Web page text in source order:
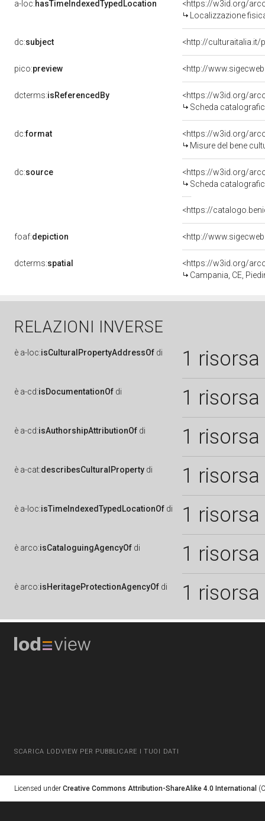
a-loc:hasTimeIndexedTypedLocation
<https://w3id.org/
Localizzazione
dc:subject <http://culturaitalia.it/
pico:preview <http://
dcterms:isReferencedBy
<https://w3id.org/
Scheda
dc:format
<https://w3id.org/
Misure del bene
dc:source
<https://w3id.org/
Scheda
<https://
foaf:depiction <http://
dcterms:spatial
<https://w3id.org/
Campania, CE,
RELAZIONI INVERSE
è a-loc:isCulturalPropertyAddressOf di 1 risorsa
è a-cd:isDocumentationOf di 1 risorsa
è a-cd:isAuthorshipAttributionOf di 1 risorsa
è a-cat:describesCulturalProperty di 1 risorsa
è a-loc:isTimeIndexedTypedLocationOf di 1 risorsa
è arco:isCataloguingAgencyOf di 1 risorsa
è arco:isHeritageProtectionAgencyOf di 1 risorsa
SCARICA LODVIEW PER PUBBLICARE I TUOI DATI
Licensed under Creative Commons Attribution-ShareAlike 4.0 International